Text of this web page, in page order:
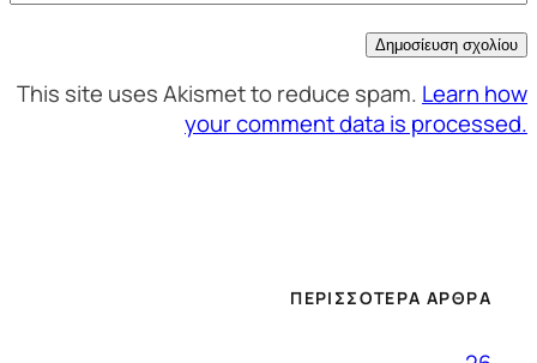
This site uses Akismet to reduce spam. Learn how
your comment data is processed.
ΠΕΡΙΣΣΌΤΕΡΑ ΆΡΘΡΑ